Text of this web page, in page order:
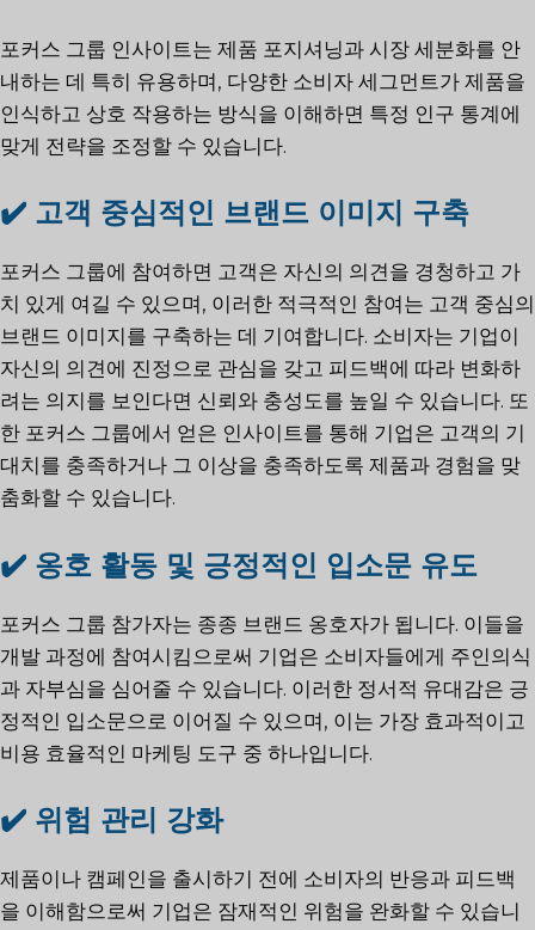
포커스 그룹 인사이트는 제품 포지셔닝과 시장 세분화를 안
내하는 데 특히 유용하며, 다양한 소비자 세그먼트가 제품을
인식하고 상호 작용하는 방식을 이해하면 특정 인구 통계에
맞게 전략을 조정할 수 있습니다.
✔️ 고객 중심적인 브랜드 이미지 구축
포커스 그룹에 참여하면 고객은 자신의 의견을 경청하고 가
치 있게 여길 수 있으며, 이러한 적극적인 참여는 고객 중심의
브랜드 이미지를 구축하는 데 기여합니다. 소비자는 기업이
자신의 의견에 진정으로 관심을 갖고 피드백에 따라 변화하
려는 의지를 보인다면 신뢰와 충성도를 높일 수 있습니다. 또
한 포커스 그룹에서 얻은 인사이트를 통해 기업은 고객의 기
대치를 충족하거나 그 이상을 충족하도록 제품과 경험을 맞
춤화할 수 있습니다.
✔️ 옹호 활동 및 긍정적인 입소문 유도
포커스 그룹 참가자는 종종 브랜드 옹호자가 됩니다. 이들을
개발 과정에 참여시킴으로써 기업은 소비자들에게 주인의식
과 자부심을 심어줄 수 있습니다. 이러한 정서적 유대감은 긍
정적인 입소문으로 이어질 수 있으며, 이는 가장 효과적이고
비용 효율적인 마케팅 도구 중 하나입니다.
✔️ 위험 관리 강화
제품이나 캠페인을 출시하기 전에 소비자의 반응과 피드백
을 이해함으로써 기업은 잠재적인 위험을 완화할 수 있습니